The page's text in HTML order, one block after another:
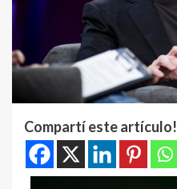
Compartí este artículo!